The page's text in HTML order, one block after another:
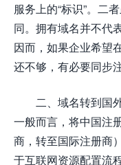
服务上的“标识”。二
同。拥有域名并不代
因而，如果企业希望
还不够，有必要同步
二、域名转到国
一般而言，将中国注
商，转至国际注册商
于互联网资源配置流